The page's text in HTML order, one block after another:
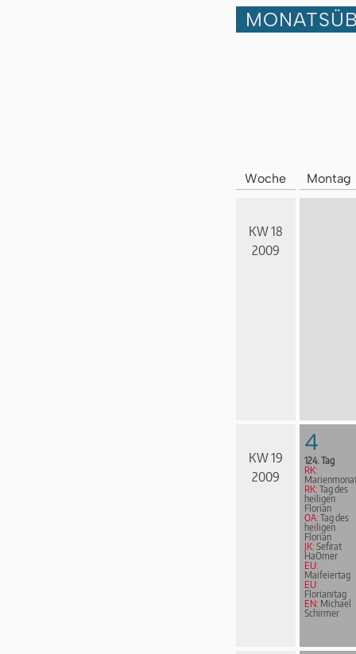
Woche Montag
KW 18
2009
KW 19
2009
4
124. Tag
RK:
RK: Tag des
heiligen
Florian
OA: Tag des
heiligen
Florian
JK: Sefirat
HaOmer
EU:
Maifeiertag
EU:
Florianitag
EN: Michael
Schirmer